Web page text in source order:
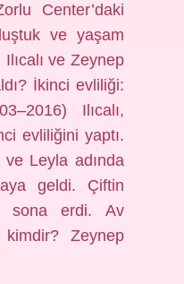
Center’daki
ve yaşam
ve Zeynep
İkinci evliliği:
Ilıcalı,
evliliğini yaptı.
Leyla adında
geldi. Çiftin
sona erdi. Av
Zeynep